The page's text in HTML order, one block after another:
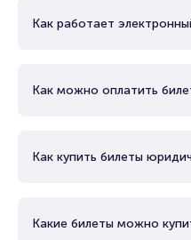
Как работает
Как можно оплатить
Как купить билеты
Какие билеты можно